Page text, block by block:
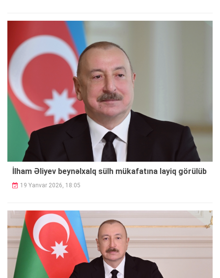
İlham Əliyev beynəlxalq sülh mükafatına layiq görülüb
19 Yanvar 2026, 18:05